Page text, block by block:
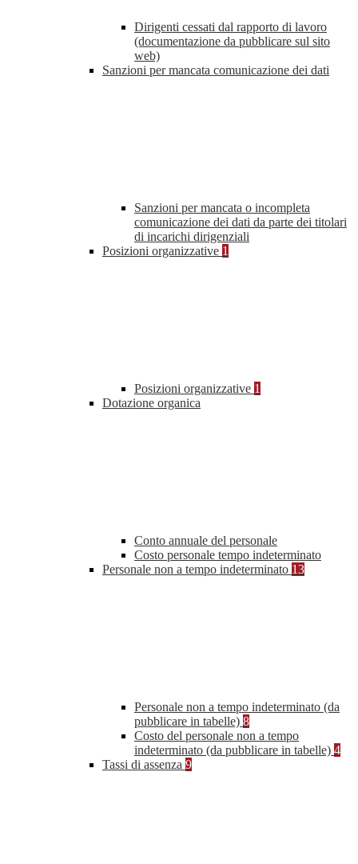
Dirigenti cessati dal rapporto di lavoro
(documentazione da pubblicare sul sito
web)
Sanzioni per mancata comunicazione dei dati
Sanzioni per mancata o incompleta
comunicazione dei dati da parte dei titolari
di incarichi dirigenziali
Posizioni organizzative 1
Posizioni organizzative 1
Dotazione organica
Conto annuale del personale
Costo personale tempo indeterminato
Personale non a tempo indeterminato 13
Personale non a tempo indeterminato (da
pubblicare in tabelle) 8
Costo del personale non a tempo
indeterminato (da pubblicare in tabelle) 4
Tassi di assenza 9